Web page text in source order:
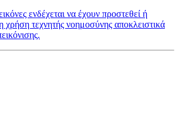
ενδέχεται να έχουν προστεθεί ή
χρήση τεχνητής νοημοσύνης αποκλειστικά